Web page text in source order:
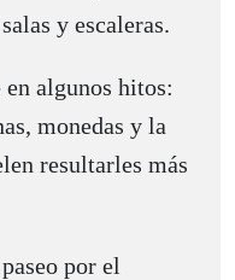
y escaleras.
algunos hitos:
monedas y la
resultarles más
por el